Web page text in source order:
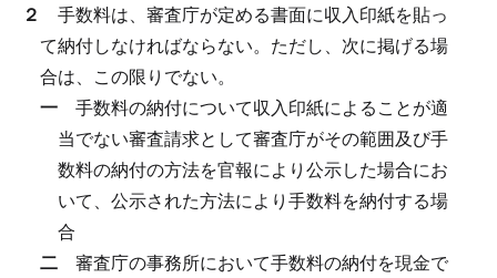
２ 手数料は、審査庁が定める書面に収入印紙を貼っ
て納付しなければならない。 ただし、次に掲げる場
合は、この限りでない。
一 手数料の納付について収入印紙によることが適
当でない審査請求として審査庁がその範囲及び手
数料の納付の方法を官報により公示した場合にお
いて、公示された方法により手数料を納付する場
合
二 審査庁の事務所において手数料の納付を現金で